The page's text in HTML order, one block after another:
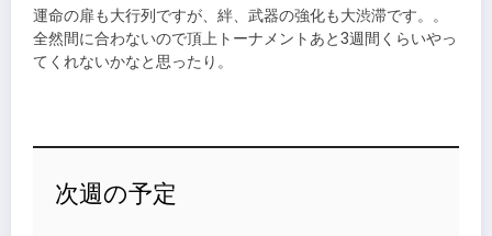
運命の扉も大行列ですが、絆、武器の強化も大渋滞です。。
全然間に合わないので頂上トーナメントあと3週間くらいやっ
てくれないかなと思ったり。
次週の予定